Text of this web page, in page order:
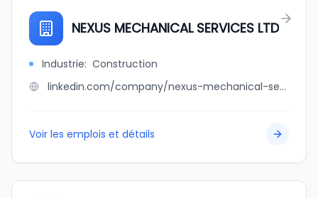
NEXUS MECHANICAL SERVICES LTD
Industrie: Construction
linkedin.com/company/nexus-mechanical-services-ltd
Voir les emplois et détails